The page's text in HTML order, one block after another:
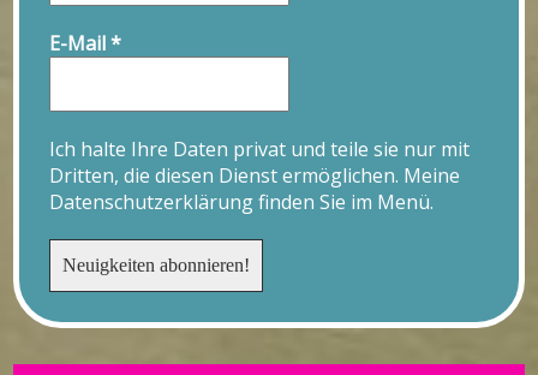
E-Mail*
Ich halte Ihre Daten privat und teile sie nur mit
Dritten, die diesen Dienst ermöglichen. Meine
Datenschutzerklärung finden Sie im Menü.